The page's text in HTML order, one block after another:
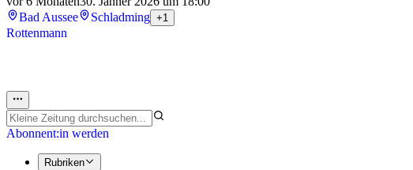
Bad Aussee
Schladming +1
Rottenmann
Abonnent:in werden
Rubriken